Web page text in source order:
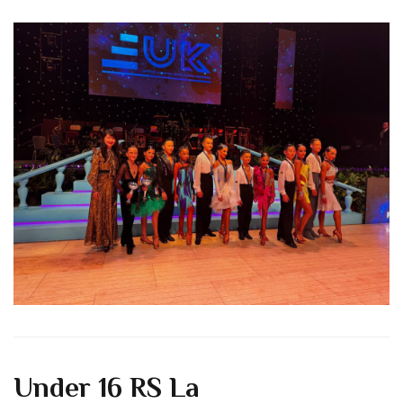
Under 16 RS La